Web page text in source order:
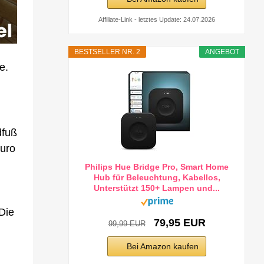
Affiliate-Link - letztes Update: 24.07.2026
ANGEBOT
BESTSELLER NR. 2
Philips Hue Bridge Pro, Smart Home
Hub für Beleuchtung, Kabellos,
Unterstützt 150+ Lampen und...
99,99 EUR 79,95 EUR
Bei Amazon kaufen